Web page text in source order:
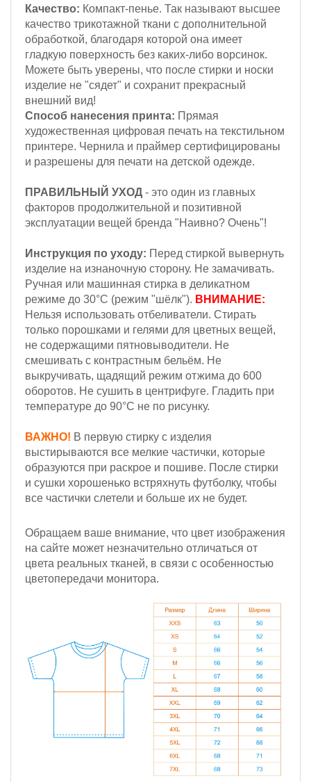
Качество: Компакт-пенье. Так называют высшее
качество трикотажной ткани с дополнительной
обработкой, благодаря которой она имеет
гладкую поверхность без каких-либо ворсинок.
Можете быть уверены, что после стирки и носки
изделие не "сядет" и сохранит прекрасный
внешний вид!
Способ нанесения принта: Прямая
художественная цифровая печать на текстильном
принтере. Чернила и праймер сертифицированы
и разрешены для печати на детской одежде.
ПРАВИЛЬНЫЙ УХОД - это один из главных
факторов продолжительной и позитивной
эксплуатации вещей бренда "Наивно? Очень"!
Инструкция по уходу: Перед стиркой вывернуть
изделие на изнаночную сторону. Не замачивать.
Ручная или машинная стирка в деликатном
режиме до 30°С (режим "шёлк"). ВНИМАНИЕ:
Нельзя использовать отбеливатели. Стирать
только порошками и гелями для цветных вещей,
не содержащими пятновыводители. Не
смешивать с контрастным бельём. Не
выкручивать, щадящий режим отжима до 600
оборотов. Не сушить в центрифуге. Гладить при
температуре до 90°С не по рисунку.
ВАЖНО! В первую стирку с изделия
выстирываются все мелкие частички, которые
образуются при раскрое и пошиве. После стирки
и сушки хорошенько встряхнуть футболку, чтобы
все частички слетели и больше их не будет.
Обращаем ваше внимание, что цвет изображения
на сайте может незначительно отличаться от
цвета реальных тканей, в связи с особенностью
цветопередачи монитора.